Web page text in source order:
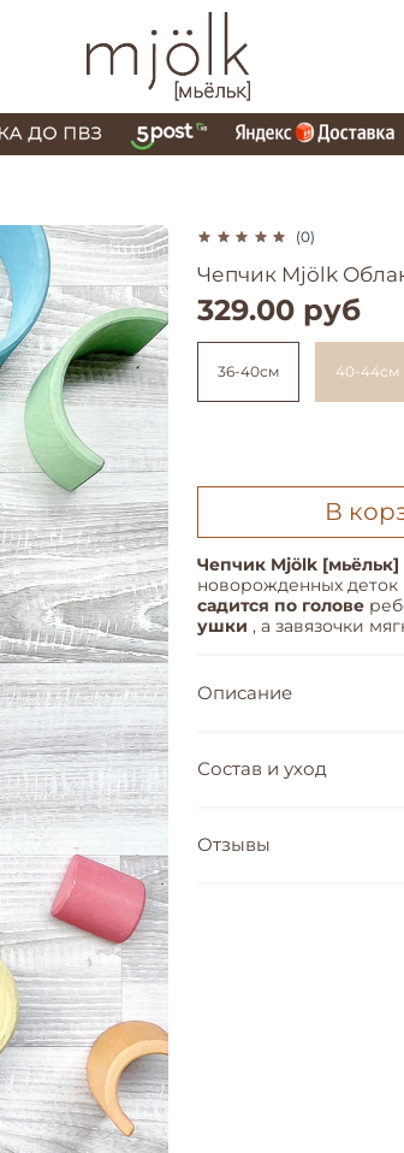
(0)
Чепчик Mjölk
329.00 руб
В
36-40см 40-44см
Чепчик Mjölk [мьёльк]
новорожденных
садится по голове
ушки , а завязочки
Описание
Состав и уход
Отзывы